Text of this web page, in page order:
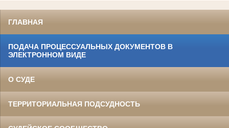
ГЛАВНАЯ
ПОДАЧА ПРОЦЕССУАЛЬНЫХ ДОКУМЕНТОВ В
ЭЛЕКТРОННОМ ВИДЕ
О СУДЕ
ТЕРРИТОРИАЛЬНАЯ ПОДСУДНОСТЬ